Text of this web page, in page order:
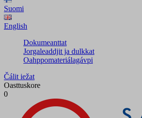
Suomi
English
Dokumeanttat
Jorgaleaddjit ja dulkkat
Oahppomateriálagávpi
Čálit iežat
Oasttuskore
0